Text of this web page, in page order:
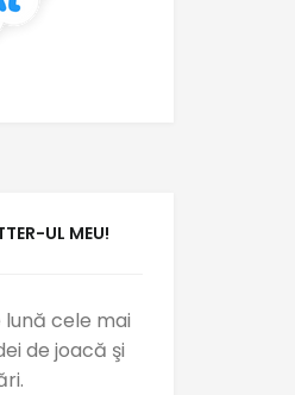
UL MEU!
cele mai
de joacă şi